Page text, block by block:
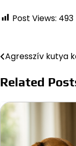
Post Views: 493
Bejegyzés
navigáció
Agresszív kutya
Related